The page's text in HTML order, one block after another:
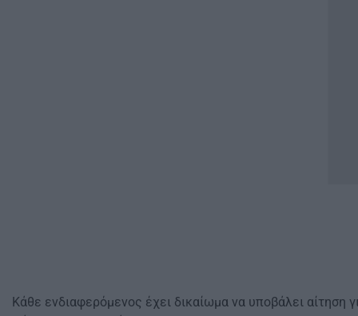
Κάθε ενδιαφερόμενος έχει δικαίωμα να υποβάλει αίτηση